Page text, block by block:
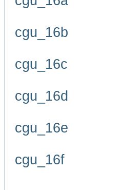
cgu_16b
cgu_16c
cgu_16d
cgu_16e
cgu_16f